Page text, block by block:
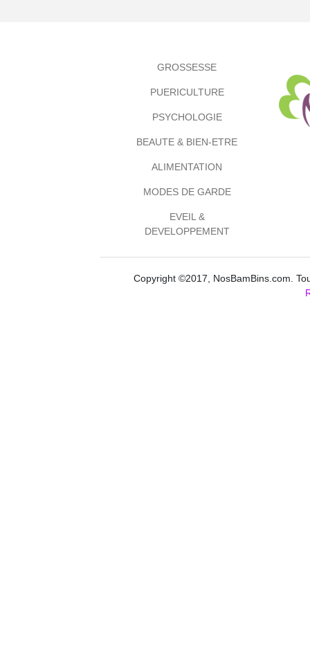
GROSSESSE
PUERICULTURE
PSYCHOLOGIE
BEAUTE & BIEN-ETRE
ALIMENTATION
MODES DE GARDE
EVEIL &
DEVELOPPEMENT
Copyright ©2017, NosBamBins.com.